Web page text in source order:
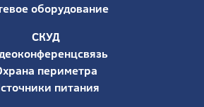
оборудование
СКУД
периметра
питания